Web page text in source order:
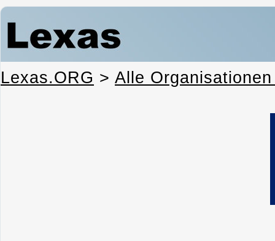
Lexas.ORG > Alle